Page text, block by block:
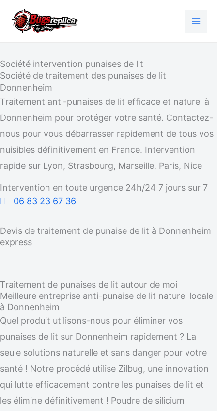
Société intervention punaises de lit
Société de traitement des punaises de lit
Donnenheim
Traitement anti-punaises de lit efficace et naturel à
Donnenheim pour protéger votre santé. Contactez-
nous pour vous débarrasser rapidement de tous vos
nuisibles définitivement en France. Intervention
rapide sur Lyon, Strasbourg, Marseille, Paris, Nice
Intervention en toute urgence 24h/24 7 jours sur 7
06 83 23 67 36
Devis de traitement de punaise de lit à Donnenheim
express
Traitement de punaises de lit autour de moi
Meilleure entreprise anti-punaise de lit naturel locale
à Donnenheim
Quel produit utilisons-nous pour éliminer vos
punaises de lit sur Donnenheim rapidement ? La
seule solutions naturelle et sans danger pour votre
santé ! Notre procédé utilise Zilbug, une innovation
qui lutte efficacement contre les punaises de lit et
les élimine définitivement ! Poudre de silicium